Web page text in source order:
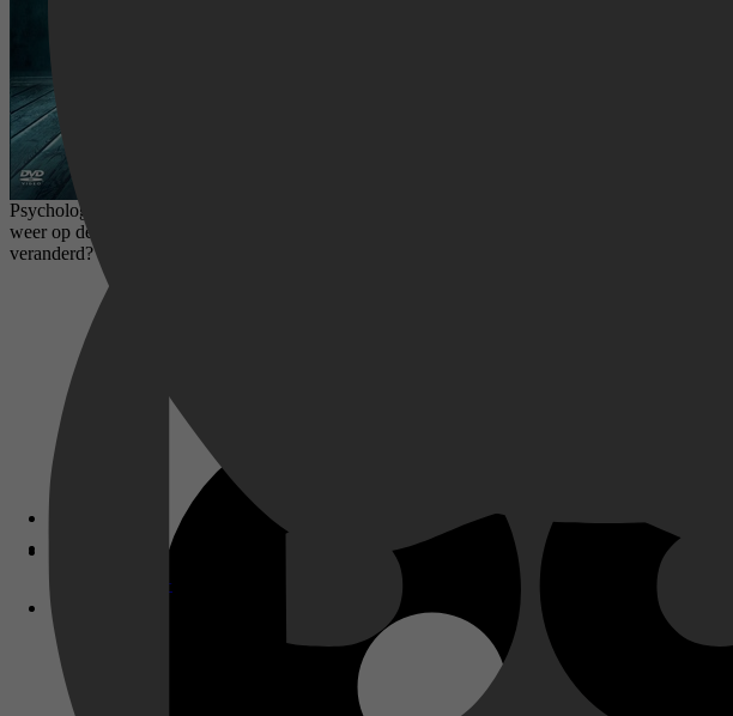
Disney+
Psychologische dramaserie over de 26-jarige Ivy Moxham, die door haar ontvoerder 13 jaar in
weer op de rit te krijgen. Maar dan begint de politie te twijfelen aan haar verhaal. Achter Ivy's
veranderd? Is ze wel te vertrouwen?